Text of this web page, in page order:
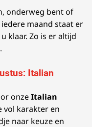
onderweg bent of
maand staat er
klaar. Zo is er altijd
Italian
onzeItalian
vol karakter en
naar keuze en